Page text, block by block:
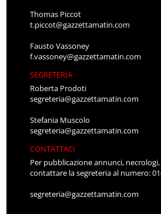
Thomas Piccot
t.piccot@gazzettamatin.com
Fausto Vassoney
f.vassoney@gazzettamatin.com
SEGRETERIA
Roberta Prodoti
segreteria@gazzettamatin.com
Stefania Muscolo
segreteria@gazzettamatin.com
CONTATTACI
Per pubblicazione annunci,
contattare la segreteria al numero:
segreteria@gazzettamatin.com